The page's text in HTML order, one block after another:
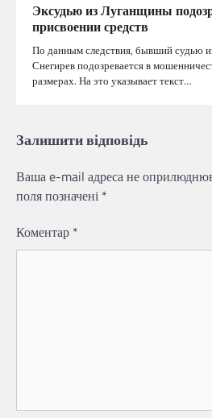
Эксудью из Луганщины
присвоении средств
По данным следствия, бывший судью
Снегирев подозревается в
размерах. На это указывает текст…
Залишити відповідь
Ваша e-mail адреса не
поля позначені *
Коментар *